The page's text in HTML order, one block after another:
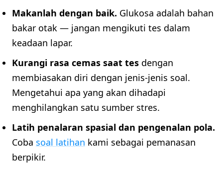
Makanlah dengan baik. Glukosa adalah bahan
bakar otak — jangan mengikuti tes dalam
keadaan lapar.
Kurangi rasa cemas saat tes dengan
membiasakan diri dengan jenis-jenis soal.
Mengetahui apa yang akan dihadapi
menghilangkan satu sumber stres.
Latih penalaran spasial dan pengenalan pola.
Coba soal latihan kami sebagai pemanasan
berpikir.